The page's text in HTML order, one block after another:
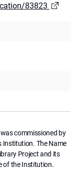
83823
commissioned by
Institution. The Name
Project and its
of the Institution.